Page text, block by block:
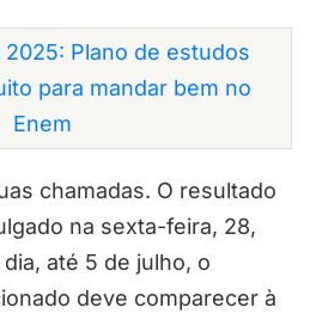
Plano de estudos
para mandar bem no
Enem
chamadas. O resultado
na sexta-feira, 28,
até 5 de julho, o
deve comparecer à